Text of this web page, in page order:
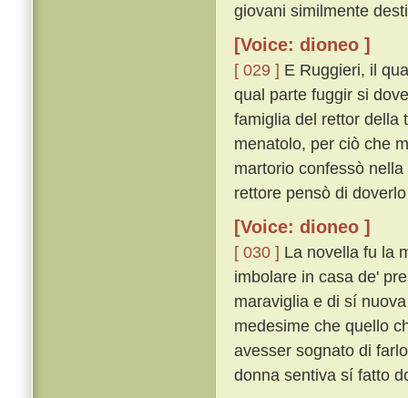
giovani similmente
[Voice: dioneo ]
[ 029 ] E Ruggieri, il
qual parte fuggir si
famiglia del rettor della
menatolo, per ciò che
martorio confessò
rettore pensò di
[Voice: dioneo ]
[ 030 ] La novella fu la
imbolare in casa de'
maraviglia e di sí
medesime che quello
avesser sognato di
donna sentiva sí fatto